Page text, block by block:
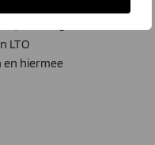
LTO
en hiermee